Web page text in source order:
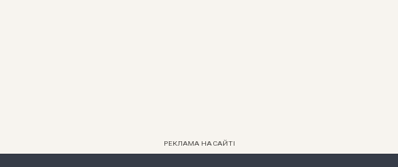
РЕКЛАМА НА САЙТІ